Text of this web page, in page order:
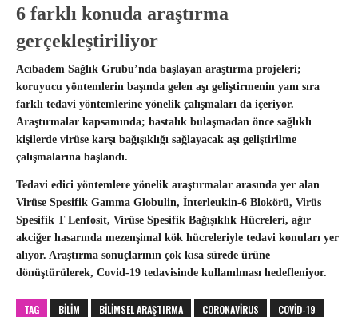
6 farklı konuda araştırma
gerçekleştiriliyor
Acıbadem Sağlık Grubu’nda başlayan araştırma projeleri;
koruyucu yöntemlerin başında gelen aşı geliştirmenin yanı sıra
farklı tedavi yöntemlerine yönelik çalışmaları da içeriyor.
Araştırmalar kapsamında; hastalık bulaşmadan önce sağlıklı
kişilerde virüse karşı bağışıklığı sağlayacak aşı geliştirilme
çalışmalarına başlandı.
Tedavi edici yöntemlere yönelik araştırmalar arasında yer alan
Virüse Spesifik Gamma Globulin, İnterleukin-6 Blokörü, Virüs
Spesifik T Lenfosit, Virüse Spesifik Bağışıklık Hücreleri, ağır
akciğer hasarında mezenşimal kök hücreleriyle tedavi konuları yer
alıyor. Araştırma sonuçlarının çok kısa sürede ürüne
dönüştürülerek, Covid-19 tedavisinde kullanılması hedefleniyor.
TAG BILIM BILIMSEL ARAŞTIRMA CORONAVIRUS
COVID-19